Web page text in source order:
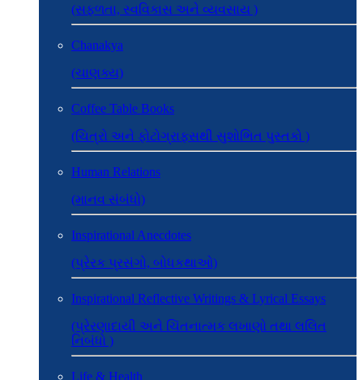
(સફળતા, સ્વવિકાસ અને વ્યવસાય )
Chanakya
(ચાણક્ય)
Coffee Table Books
(ચિત્રો અને ફોટોગ્રાફ્સથી સુશોભિત પુસ્તકો )
Human Relations
(માનવ સંબંધો)
Inspirational Anecdotes
(પ્રેરક પ્રસંગો, બોધકથાઓ)
Inspirational Reflective Writings & Lyrical Essays
(પ્રેરણાદાયી અને ચિંતનાત્મક લખાણો તથા લલિત
નિબંધો )
Life & Health